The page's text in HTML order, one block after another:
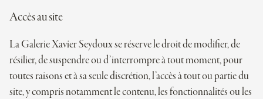
Accès au site
La Galerie Xavier Seydoux se réserve le droit de modi­fier, de
rési­lier, de sus­pendre ou d’interrompre à tout moment, pour
toutes rai­sons et à sa seule dis­cré­tion, l’accès à tout ou par­tie du
site, y com­pris notam­ment le contenu, les fonc­tion­na­li­tés ou les